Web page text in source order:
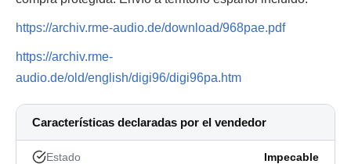
https://archiv.rme-audio.de/download/968pae.pdf
https://archiv.rme-
audio.de/old/english/digi96/digi96pa.htm
Características declaradas por el vendedor
Estado Impecable